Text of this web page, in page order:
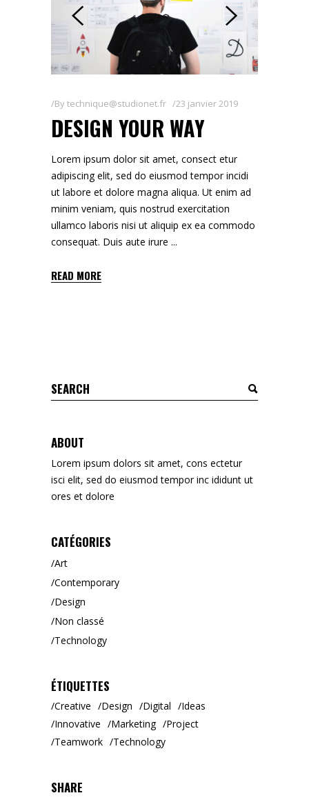
Bytechnique@studionet.fr 23 janvier 2019
DESIGN YOUR WAY
Lorem ipsum dolor sit amet, consect etur
adipiscing elit, sed do eiusmod tempor incidi
ut labore et dolore magna aliqua. Ut enim ad
minim veniam, quis nostrud exercitation
ullamco laboris nisi ut aliquip ex ea commodo
consequat. Duis aute irure
READ MORE
Search
for:
ABOUT
Lorem ipsum dolors sit amet, cons ectetur
isci elit, sed do eiusmod tempor inc ididunt ut
ores et dolore
CATÉGORIES
Art
Contemporary
Design
Non classé
Technology
ÉTIQUETTES
Creative Design Digital
Ideas
Innovative
Marketing
Project
Teamwork
Technology
SHARE